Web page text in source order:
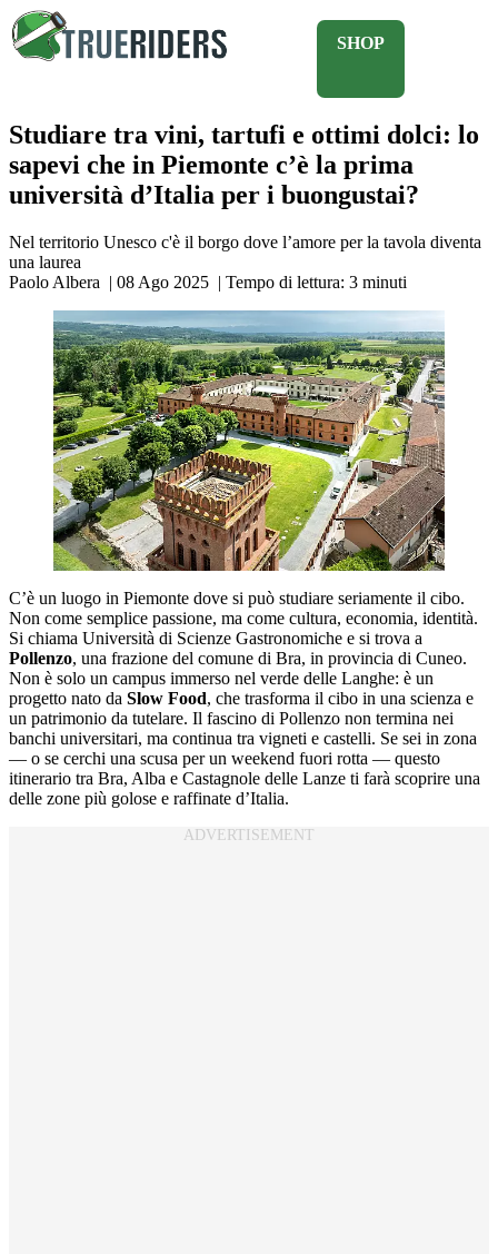
SHOP
Studiare tra vini, tartufi e ottimi dolci: lo
sapevi che in Piemonte c’è la prima
università d’Italia per i buongustai?
Nel territorio Unesco c'è il borgo dove l’amore per la tavola diventa
una laurea
Paolo Albera | 08 Ago 2025 | Tempo di lettura: 3 minuti
C’è un luogo in Piemonte dove si può studiare seriamente il cibo.
Non come semplice passione, ma come cultura, economia, identità.
Si chiama Università di Scienze Gastronomiche e si trova a
Pollenzo, una frazione del comune di Bra, in provincia di Cuneo.
Non è solo un campus immerso nel verde delle Langhe: è un
progetto nato da Slow Food, che trasforma il cibo in una scienza e
un patrimonio da tutelare. Il fascino di Pollenzo non termina nei
banchi universitari, ma continua tra vigneti e castelli. Se sei in zona
— o se cerchi una scusa per un weekend fuori rotta — questo
itinerario tra Bra, Alba e Castagnole delle Lanze ti farà scoprire una
delle zone più golose e raffinate d’Italia.